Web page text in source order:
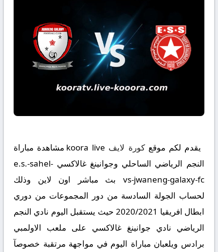
يقدم لكم موقعكورة لايف
koora live مشاهدة مباراة
النجم الرياضي الساحلي وجوانينغ غالاكسي e.s.-sahel-
vs-jwaneng-galaxy-fc بث مباشر اون لاين وذلك
لحساب الجولة السادسة من دور المجموعات من دوري
ابطال افريقيا 2020/2021 حيث يستقبل اليوم نادي النجم
الرياضي نادي جوانينغ غالاكسي على ملعب الاولمبي
برادس ويلعبان مباراة اليوم في مواجهة مرتقبة خصوصآ